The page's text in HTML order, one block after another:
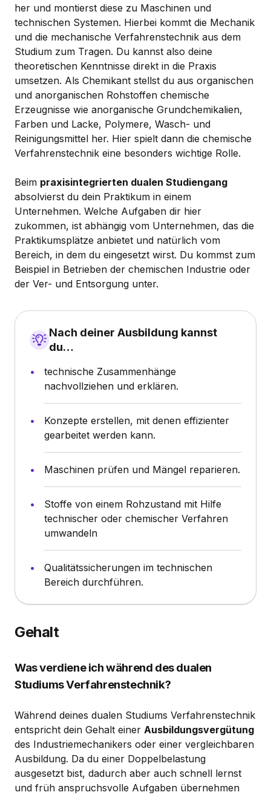
her und montierst diese zu Maschinen und
technischen Systemen. Hierbei kommt die Mechanik
und die mechanische Verfahrenstechnik aus dem
Studium zum Tragen. Du kannst also deine
theoretischen Kenntnisse direkt in die Praxis
umsetzen. Als Chemikant stellst du aus organischen
und anorganischen Rohstoffen chemische
Erzeugnisse wie anorganische Grundchemikalien,
Farben und Lacke, Polymere, Wasch- und
Reinigungsmittel her. Hier spielt dann die chemische
Verfahrenstechnik eine besonders wichtige Rolle.
Beim praxisintegrierten dualen Studiengang
absolvierst du dein Praktikum in einem
Unternehmen. Welche Aufgaben dir hier
zukommen, ist abhängig vom Unternehmen, das die
Praktikumsplätze anbietet und natürlich vom
Bereich, in dem du eingesetzt wirst. Du kommst zum
Beispiel in Betrieben der chemischen Industrie oder
der Ver- und Entsorgung unter.
Nach deiner Ausbildung kannst
du…
technische Zusammenhänge
nachvollziehen und erklären.
Konzepte erstellen, mit denen effizienter
gearbeitet werden kann.
Maschinen prüfen und Mängel reparieren.
Stoffe von einem Rohzustand mit Hilfe
technischer oder chemischer Verfahren
umwandeln
Qualitätssicherungen im technischen
Bereich durchführen.
Gehalt
Was verdiene ich während des dualen
Studiums Verfahrenstechnik?
Während deines dualen Studiums Verfahrenstechnik
entspricht dein Gehalt einer Ausbildungsvergütung
des Industriemechanikers oder einer vergleichbaren
Ausbildung. Da du einer Doppelbelastung
ausgesetzt bist, dadurch aber auch schnell lernst
und früh anspruchsvolle Aufgaben übernehmen